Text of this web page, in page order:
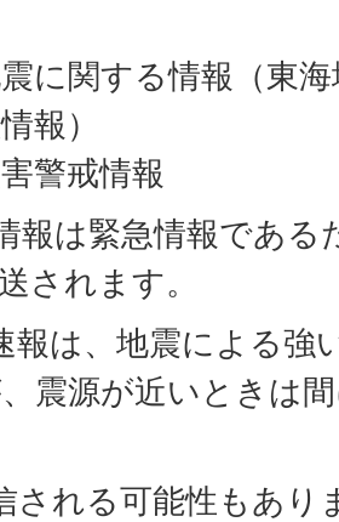
に関する情報（東
報）
警戒情報
報は緊急情報である
されます。
報は、地震による強
震源が近いときは
される可能性もあり